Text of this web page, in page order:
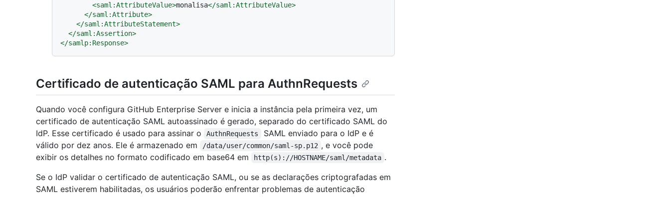
<saml:AttributeValue>monalisa</saml:AttributeValue>
</saml:Attribute>
</saml:AttributeStatement>
</saml:Assertion>
</samlp:Response>
Certificado de autenticação SAML para AuthnRequests
Quando você configura GitHub Enterprise Server e inicia a instância pela primeira vez, um
certificado de autenticação SAML autoassinado é gerado, separado do certificado SAML do
IdP. Esse certificado é usado para assinar o
AuthnRequests
SAML enviado para o IdP e é
válido por dez anos. Ele é armazenado em
/data/user/common/saml-sp.p12 , e você pode
exibir os detalhes no formato codificado em base64 em
http(s)://HOSTNAME/saml/metadata .
Se o IdP validar o certificado de autenticação SAML, ou se as declarações criptografadas em
SAML estiverem habilitadas, os usuários poderão enfrentar problemas de autenticação